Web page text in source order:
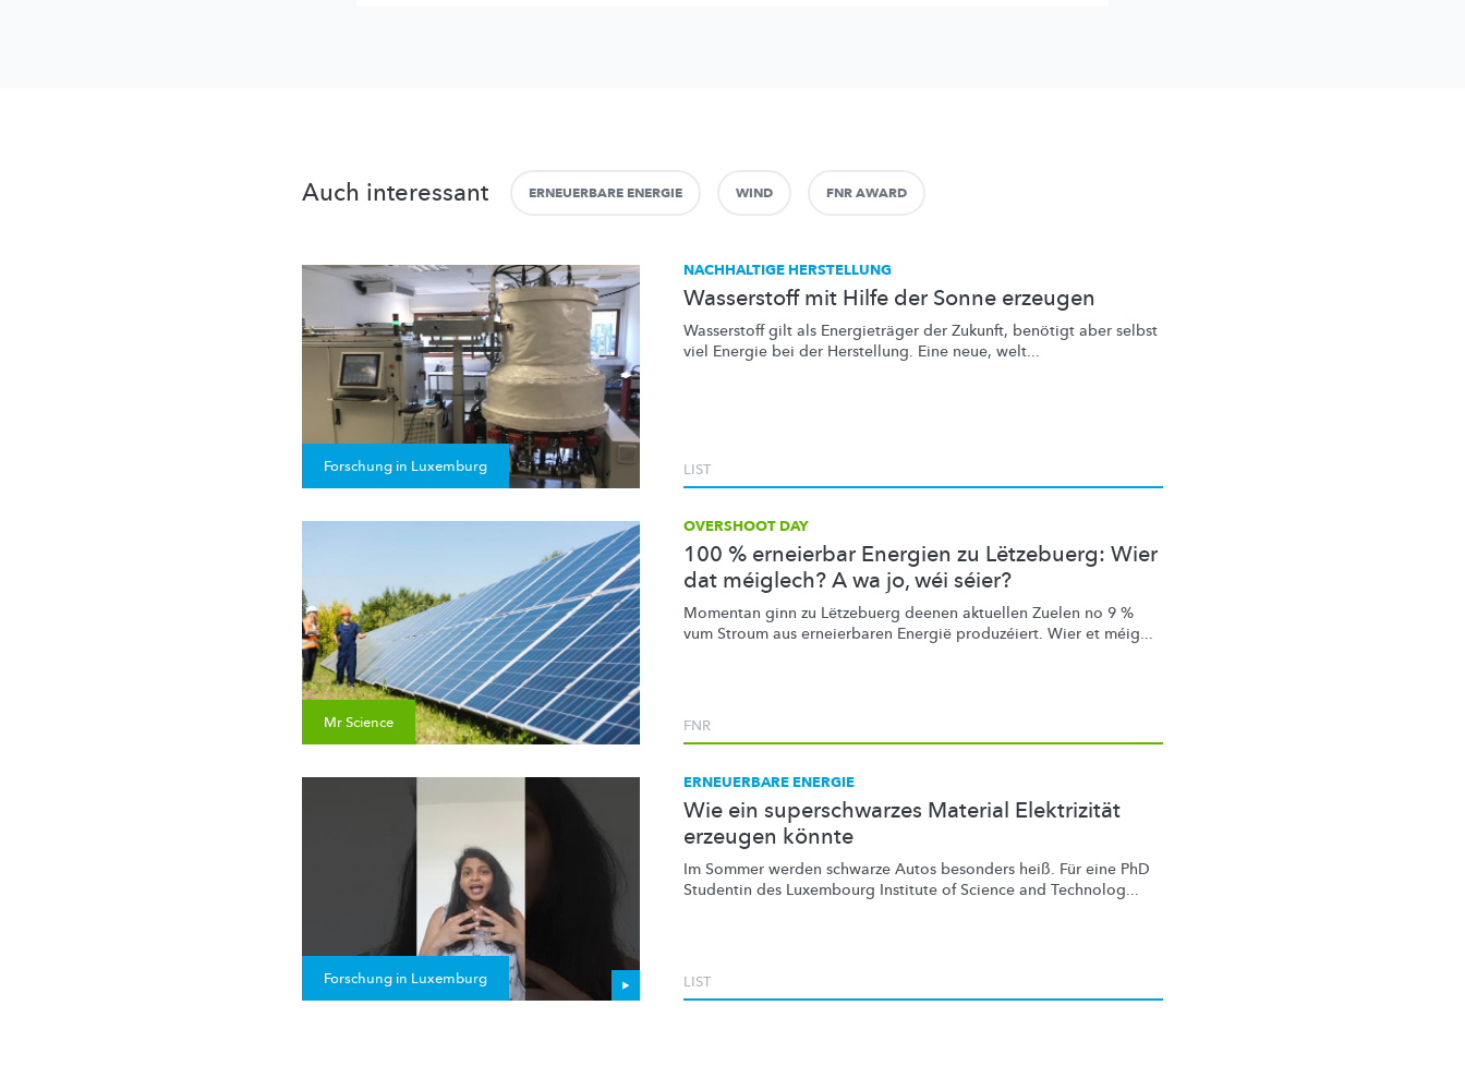
Auch interessant ERNEUERBARE ENERGIE WIND FNR AWARD
Forschung in Luxemburg
NACHHALTIGE HERSTELLUNG
Wasserstoff mit Hilfe der Sonne erzeugen
Wasserstoff gilt als Energieträger der Zukunft, benötigt aber selbst
viel Energie bei der Herstellung. Eine neue, welt...
LIST
Mr Science
OVERSHOOT DAY
100 % erneierbar Energien zu Lëtzebuerg: Wier
dat méiglech? A wa jo, wéi séier?
Momentan ginn zu Lëtzebuerg deenen aktuellen Zuelen no 9 %
vum Stroum aus erneierbaren Energië produzéiert. Wier et méig...
FNR
Forschung in Luxemburg
ERNEUERBARE ENERGIE
Wie ein superschwarzes Material Elektrizität
erzeugen könnte
Im Sommer werden schwarze Autos besonders heiß. Für eine PhD
Studentin des Luxembourg Institute of Science and Technolog...
LIST